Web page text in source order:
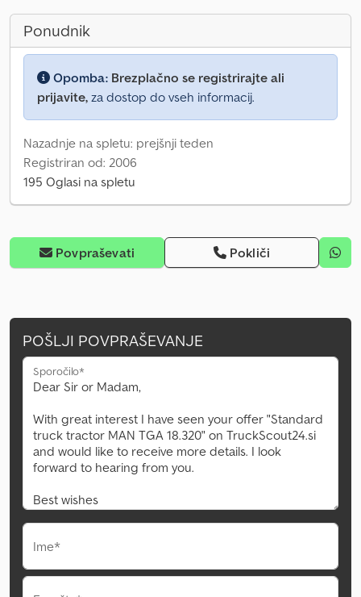
Ponudnik
Opomba: Brezplačno se registrirajte ali
prijavite, za dostop do vseh informacij.
Nazadnje na spletu: prejšnji teden
Registriran od: 2006
195 Oglasi na spletu
Povpraševati Pokliči
POŠLJI POVPRAŠEVANJE
Sporočilo*
Ime*